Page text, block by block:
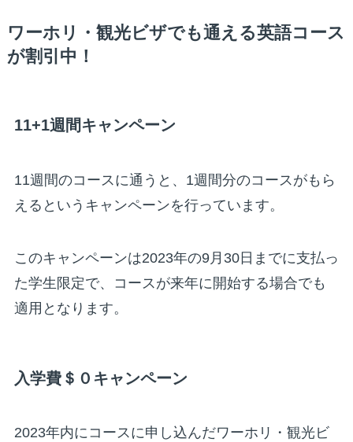
ワーホリ・観光ビザでも通える英語コース
が割引中！
11+1週間キャンペーン
11週間のコースに通うと、1週間分のコースがもら
えるというキャンペーンを行っています。
このキャンペーンは2023年の9月30日までに支払っ
た学生限定で、コースが来年に開始する場合でも
適用となります。
入学費＄０キャンペーン
2023年内にコースに申し込んだワーホリ・観光ビ